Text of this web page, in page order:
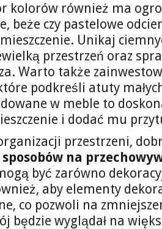
kolorów również ma
beże czy pastelowe
Unikaj
przestrzeń oraz
Warto także
podkreśli atuty
w meble to
i dodać mu
przestrzeni,
sposobów na
być zarówno
aby elementy
co pozwoli na
będzie wyglądał na